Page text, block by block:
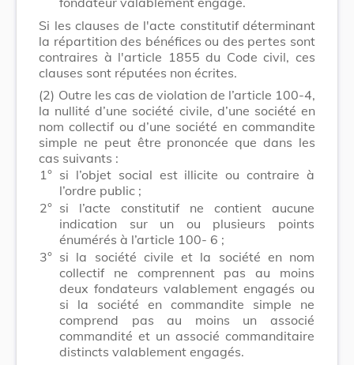
Si les clauses de l'acte constitutif déterminant
la répartition des bénéfices ou des pertes sont
contraires à l'article 1855 du Code civil, ces
clauses sont réputées non écrites.
(2) Outre les cas de violation de l’article 100-4,
la nullité d’une société civile, d’une société en
nom collectif ou d’une société en commandite
simple ne peut être prononcée que dans les
cas suivants :
1° si l’objet social est illicite ou contraire à
l’ordre public ;
2° si l’acte constitutif ne contient aucune
indication sur un ou plusieurs points
énumérés à l’article 100- 6 ;
3° si la société civile et la société en nom
collectif ne comprennent pas au moins
deux fondateurs valablement engagés ou
si la société en commandite simple ne
comprend pas au moins un associé
commandité et un associé commanditaire
distincts valablement engagés.